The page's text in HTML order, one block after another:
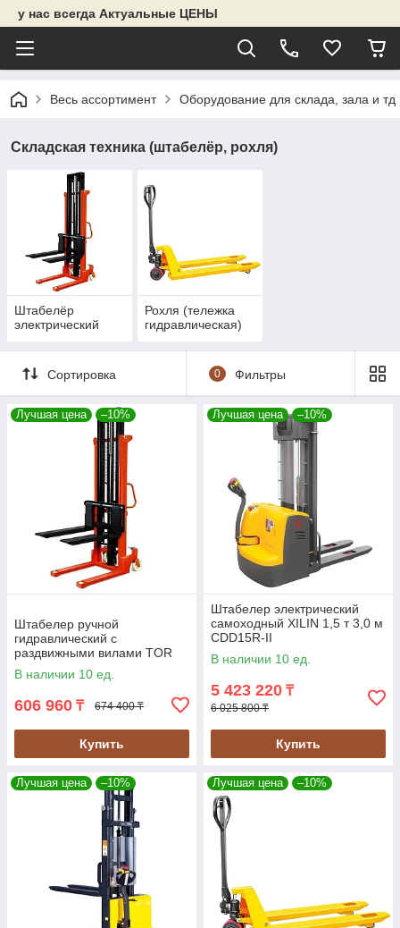
у нас всегда Актуальные ЦЕНЫ
Весь ассортимент Оборудование для склада, зала и тд
Складская техника (штабелёр, рохля)
Штабелёр
электрический
Рохля (тележка
гидравлическая)
Сортировка 0 Фильтры
Лучшая цена –10%
Штабелер ручной
гидравлический с
раздвижными вилами TOR
320-870 мм CTY-EH
1.0TX1.6M
В наличии 10 ед.
606 960 ₸ 674 400 ₸
Купить
Лучшая цена –10%
Штабелер электрический
самоходный XILIN 1,5 т 3,0 м
CDD15R-II
В наличии 10 ед.
5 423 220 ₸
6 025 800 ₸
Купить
Лучшая цена –10% Лучшая цена –10%